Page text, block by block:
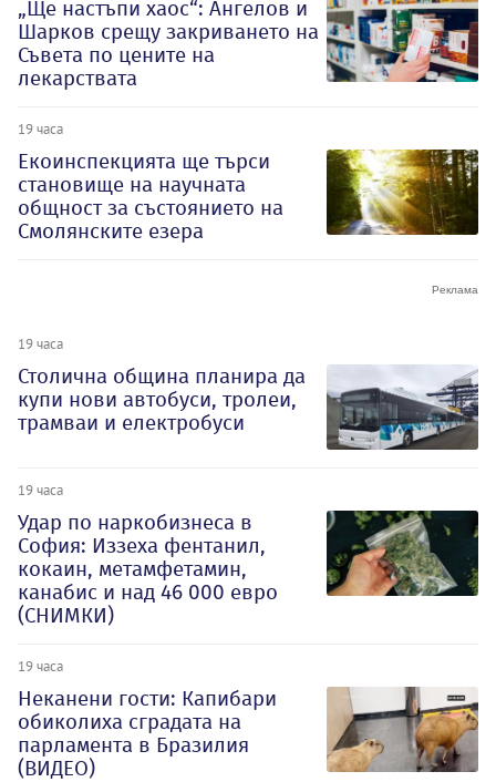
„Ще настъпи хаос“: Ангелов и
Шарков срещу закриването на
Съвета по цените на
лекарствата
19 часа
Екоинспекцията ще търси
становище на научната
общност за състоянието на
Смолянските езера
19 часа
Столична община планира да
купи нови автобуси, тролеи,
трамваи и електробуси
19 часа
Удар по наркобизнеса в
София: Иззеха фентанил,
кокаин, метамфетамин,
канабис и над 46 000 евро
(СНИМКИ)
19 часа
Неканени гости: Капибари
обиколиха сградата на
парламента в Бразилия
(ВИДЕО)